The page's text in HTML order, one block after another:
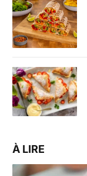
À LIRE